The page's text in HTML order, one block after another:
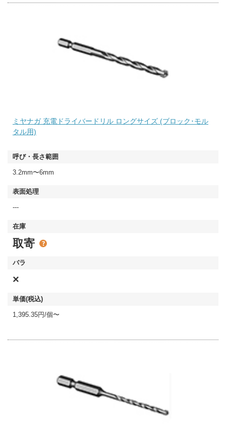
ミヤナガ 充電ドライバードリル ロングサイズ (ブロック･モル
タル用)
3.2mm〜6mm
---
取寄
×
1,395.35円/個〜